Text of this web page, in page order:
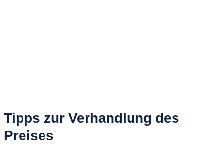
Tipps zur Verhandlung des
Preises